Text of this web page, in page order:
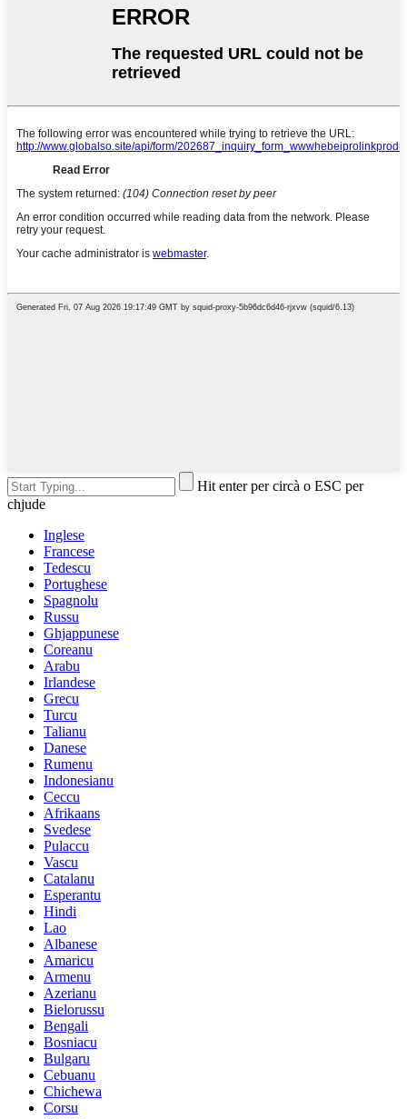
Hit enter per circà o ESC per
chjude
Inglese
Francese
Tedescu
Portughese
Spagnolu
Russu
Ghjappunese
Coreanu
Arabu
Irlandese
Grecu
Turcu
Talianu
Danese
Rumenu
Indonesianu
Ceccu
Afrikaans
Svedese
Pulaccu
Vascu
Catalanu
Esperantu
Hindi
Lao
Albanese
Amaricu
Armenu
Azerianu
Bielorussu
Bengali
Bosniacu
Bulgaru
Cebuanu
Chichewa
Corsu